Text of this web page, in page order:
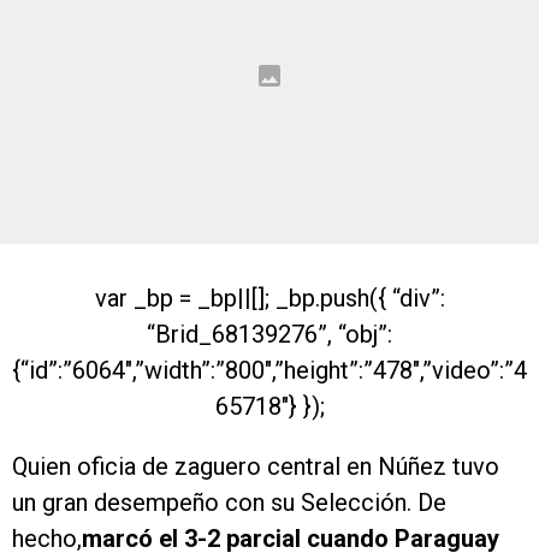
var _bp = _bp||[]; _bp.push({ “div”:
“Brid_68139276”, “obj”:
{“id”:”6064″,”width”:”800″,”height”:”478″,”video”:”4
65718″} });
Quien oficia de zaguero central en Núñez tuvo
un gran desempeño con su Selección. De
hecho,marcó el 3-2 parcial cuando Paraguay